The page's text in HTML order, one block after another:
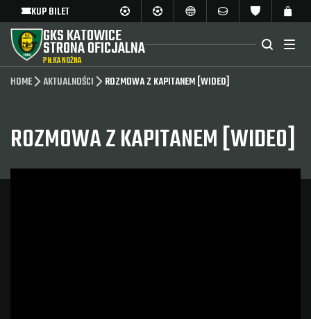
KUP BILET
GKS KATOWICE
STRONA OFICJALNA
PIŁKA NOŻNA
HOME AKTUALNOŚCI ROZMOWA Z KAPITANEM [WIDEO]
ROZMOWA Z KAPITANEM [WIDEO]